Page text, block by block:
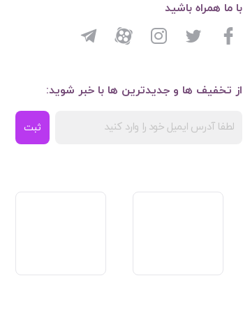
از تخفیف ها و جدیدترین ها با خبر شوید:
ثبت
با ما همراه باشید